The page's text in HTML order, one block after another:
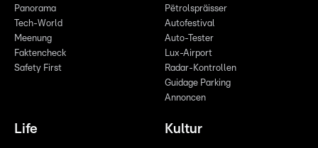
Panorama
Tech-World
Meenung
Faktencheck
Safety First
Pëtrolspräisser
Autofestival
Auto-Tester
Lux-Airport
Radar-Kontrollen
Guidage Parking
Annoncen
Life Kultur